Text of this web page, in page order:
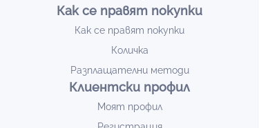
Как се правят покупки
Как се правят покупки
Количка
Разплащателни методи
Клиентски профил
Моят профил